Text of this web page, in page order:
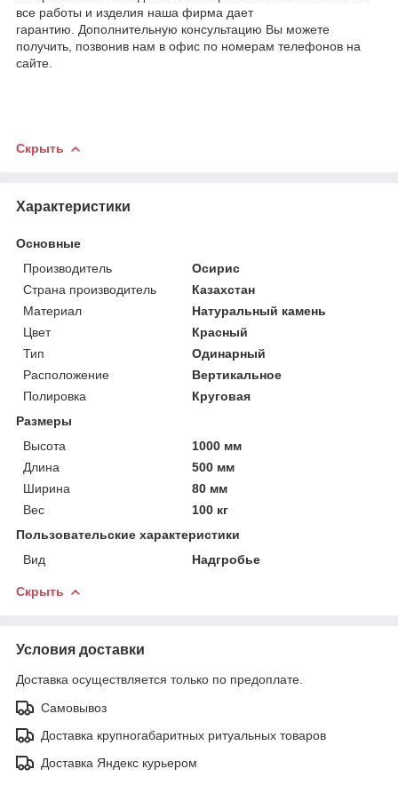
все работы и изделия наша фирма дает
гарантию. Дополнительную консультацию Вы можете
получить, позвонив нам в офис по номерам телефонов на
сайте.
Скрыть
Характеристики
Основные
Производитель
Осирис
Страна производитель
Казахстан
Материал
Натуральный камень
Цвет
Красный
Тип
Одинарный
Расположение
Вертикальное
Полировка
Круговая
Размеры
Высота
1000 мм
Длина
500 мм
Ширина
80 мм
Вес
100 кг
Пользовательские характеристики
Вид
Надгробье
Скрыть
Условия доставки
Доставка осуществляется только по предоплате.
Самовывоз
Доставка крупногабаритных ритуальных товаров
Доставка Яндекс курьером